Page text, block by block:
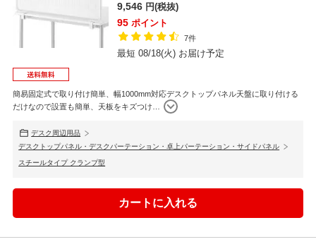
9,546 円(税抜)
95 ポイント
7件
最短 08/18(火) お届け予定
簡易固定式で取り付け簡単、幅1000mm対応デスクトップパネル天盤に取り付ける
だけなので設置も簡単、天板をキズつけ
デスク周辺用品
デスクトップパネル・デスクパーテーション・卓上パーテーション・サイドパネル
スチールタイプ クランプ型